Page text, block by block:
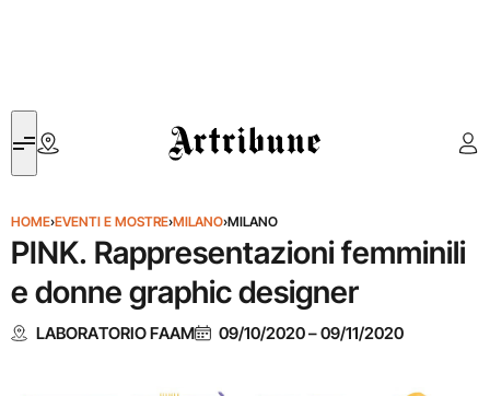
Artribune
HOME›EVENTI E MOSTRE›MILANO›MILANO
PINK. Rappresentazioni femminili
e donne graphic designer
LABORATORIO FAAM 09/10/2020–09/11/2020